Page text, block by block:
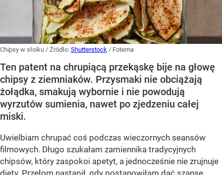
Chipsy w słoiku / Źródło: Shutterstock / Fotema
Ten patent na chrupiącą przekąskę bije na głowę
chipsy z ziemniaków. Przysmaki nie obciążają
żołądka, smakują wybornie i nie powodują
wyrzutów sumienia, nawet po zjedzeniu całej
miski.
Uwielbiam chrupać coś podczas wieczornych seansów
filmowych. Długo szukałam zamiennika tradycyjnych
chipsów, który zaspokoi apetyt, a jednocześnie nie zrujnuje